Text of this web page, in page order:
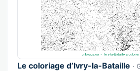
Le coloriage d’Ivry-la-Bataille ·